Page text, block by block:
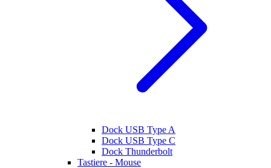
Dock USB Type A
Dock USB Type C
Dock Thunderbolt
Tastiere - Mouse